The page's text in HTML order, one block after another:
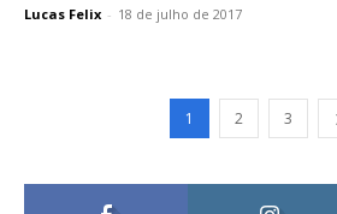
Lucas Felix - 18 de julho de 2017
1 2 3